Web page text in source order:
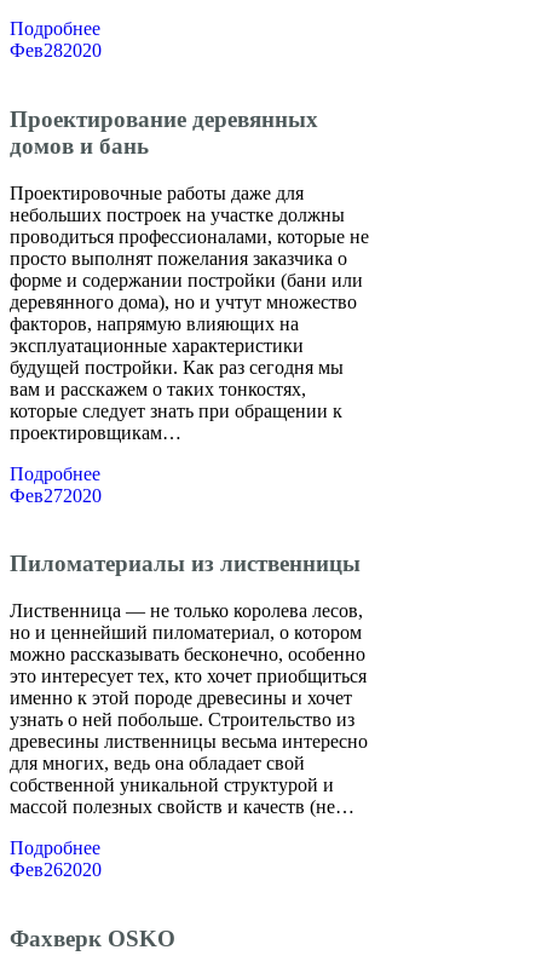
Подробнее
Фев282020
Проектирование деревянных
домов и бань
Проектировочные работы даже для
небольших построек на участке должны
проводиться профессионалами, которые не
просто выполнят пожелания заказчика о
форме и содержании постройки (бани или
деревянного дома), но и учтут множество
факторов, напрямую влияющих на
эксплуатационные характеристики
будущей постройки. Как раз сегодня мы
вам и расскажем о таких тонкостях,
которые следует знать при обращении к
проектировщикам…
Подробнее
Фев272020
Пиломатериалы из лиственницы
Лиственница — не только королева лесов,
но и ценнейший пиломатериал, о котором
можно рассказывать бесконечно, особенно
это интересует тех, кто хочет приобщиться
именно к этой породе древесины и хочет
узнать о ней побольше. Строительство из
древесины лиственницы весьма интересно
для многих, ведь она обладает свой
собственной уникальной структурой и
массой полезных свойств и качеств (не…
Подробнее
Фев262020
Фахверк OSKO